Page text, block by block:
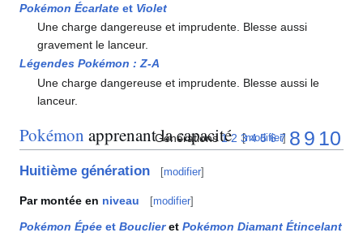
Pokémon Écarlate et Violet
Une charge dangereuse et imprudente. Blesse aussi
gravement le lanceur.
Légendes Pokémon :Z-A
Une charge dangereuse et imprudente. Blesse aussi le
lanceur.
Pokémon apprenant la capacité [modifier]
Générations 1 2 3 4 5 6 7 8 9 10
Huitième génération [modifier]
Par montée en niveau [modifier]
Pokémon Épée et Bouclieret Pokémon Diamant Étincelant